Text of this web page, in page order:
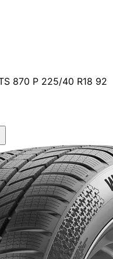
870 P 225/40 R18 92